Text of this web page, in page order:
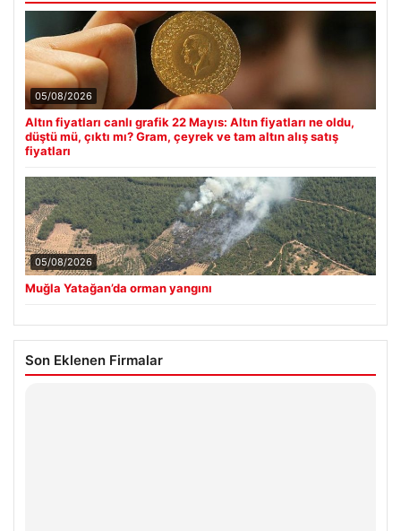
05/08/2026
Altın fiyatları canlı grafik 22 Mayıs: Altın fiyatları ne oldu,
düştü mü, çıktı mı? Gram, çeyrek ve tam altın alış satış
fiyatları
05/08/2026
Muğla Yatağan’da orman yangını
Son Eklenen Firmalar